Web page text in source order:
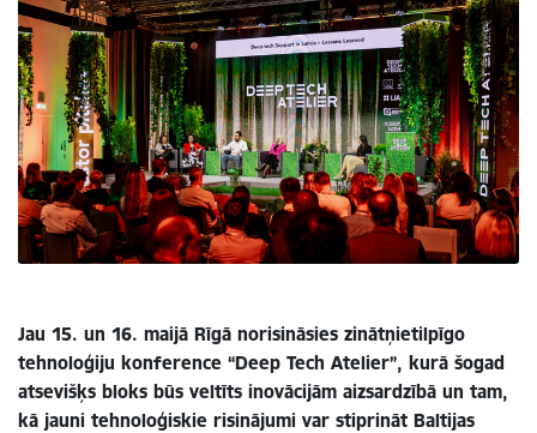
Jau 15. un 16. maijā Rīgā norisināsies zinātņietilpīgo
tehnoloģiju konference “Deep Tech Atelier”, kurā šogad
atsevišķs bloks būs veltīts inovācijām aizsardzībā un tam,
kā jauni tehnoloģiskie risinājumi var stiprināt Baltijas